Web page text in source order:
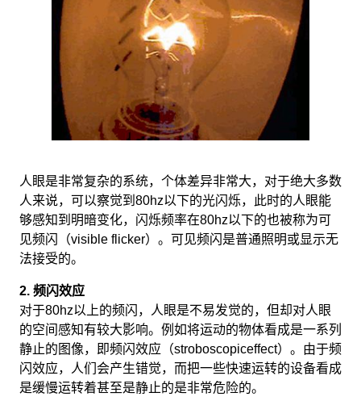
人眼是非常复杂的系统，个体差异非常大，对于绝大多数
人来说，可以察觉到80hz以下的光闪烁，此时的人眼能
够感知到明暗变化，闪烁频率在80hz以下的也被称为可
见频闪（visible flicker）。可见频闪是普通照明或显示无
法接受的。
2. 频闪效应
对于80hz以上的频闪，人眼是不易发觉的，但却对人眼
的空间感知有较大影响。例如将运动的物体看成是一系列
静止的图像，即频闪效应（stroboscopiceffect）。由于频
闪效应，人们会产生错觉，而把一些快速运转的设备看成
是缓慢运转着甚至是静止的是非常危险的。